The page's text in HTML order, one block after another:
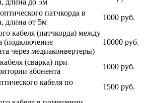
длина до 5м
патчкорда в
длина от 5м
1000 руб.
кабеля (патчкорда) между
(подключение
через медиаконвертеры)
10000 руб.
(сварка) при
абонента
1000 руб.
кабеля по
1500 руб.